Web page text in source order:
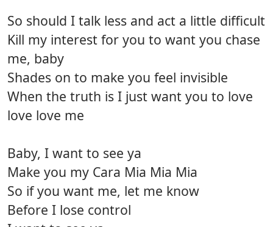
So should I talk less and act a little difficult
Kill my interest for you to want you chase
me, baby
Shades on to make you feel invisible
When the truth is I just want you to love
love love me
Baby, I want to see ya
Make you my Cara Mia Mia Mia
So if you want me, let me know
Before I lose control